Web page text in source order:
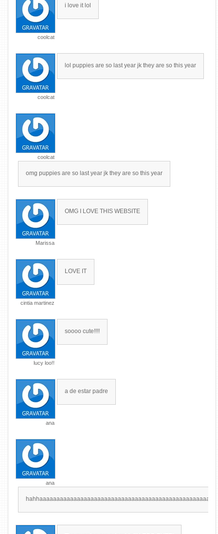
coolcat
i love it lol
coolcat
lol puppies are so last year jk they are so this year
coolcat
omg puppies are so last year jk they are so this year
Marissa
OMG I LOVE THIS WEBSITE
cintia martinez
LOVE IT
lucy loo!!
soooo cute!!!!
ana
a de estar padre
ana